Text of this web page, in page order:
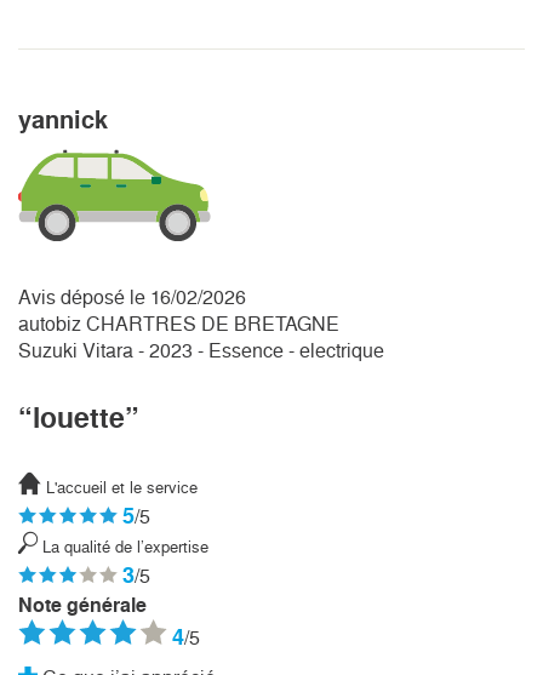
yannick
Avis déposé le 16/02/2026
autobiz CHARTRES DE BRETAGNE
Suzuki Vitara - 2023 - Essence - electrique
“louette”
L'accueil et le service
5/5
La qualité de l’expertise
3/5
Note générale
4/5